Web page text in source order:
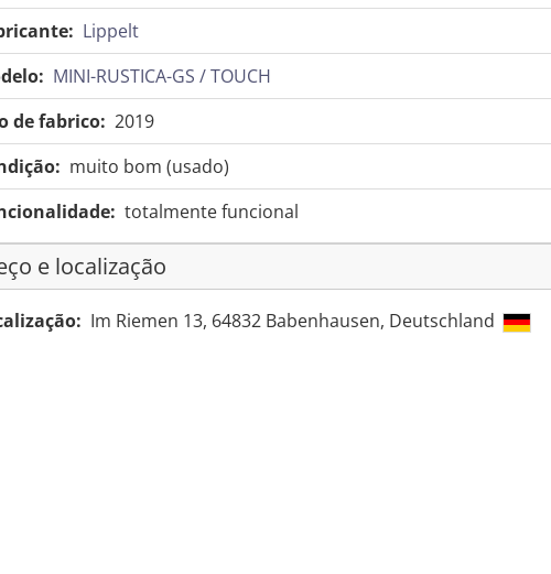
Lippelt
MINI-RUSTICA-GS / TOUCH
de fabrico: 2019
muito bom (usado)
totalmente funcional
e localização
Im Riemen 13, 64832 Babenhausen, Deutschland